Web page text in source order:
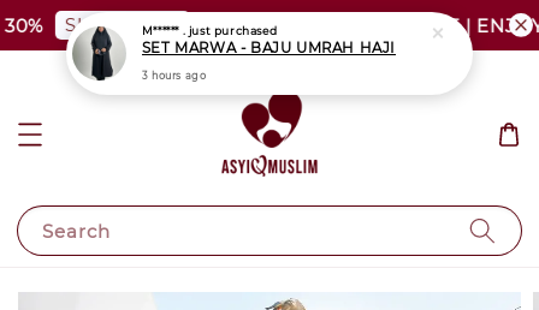
SHOP NOW PLUS SIZE SHOCKING SALE | ENJOY
Search
M****** . just purchased
SET MARWA - BAJU UMRAH HAJI
3 hours ago